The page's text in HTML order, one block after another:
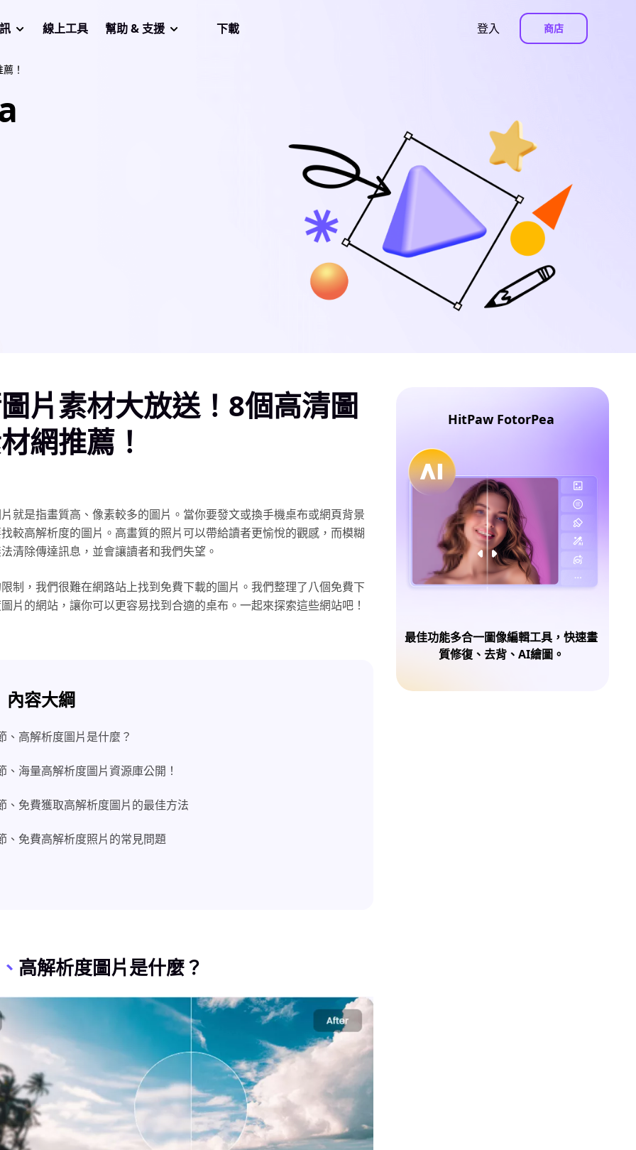
登入 商店
線上工具 幫助 & 支援 下載
！
片素材大放送！8個高清圖
網推薦！
就是指畫質高、像素較多的圖片。當你要發文或換手機桌布或網頁背景
較高解析度的圖片。高畫質的照片可以帶給讀者更愉悅的觀感，而模糊
清除傳達訊息，並會讓讀者和我們失望。
制，我們很難在網路站上找到免費下載的圖片。我們整理了八個免費下
片的網站，讓你可以更容易找到合適的桌布。一起來探索這些網站吧！
內容大綱
、高解析度圖片是什麼？
、海量高解析度圖片資源庫公開！
、免費獲取高解析度圖片的最佳方法
、免費高解析度照片的常見問題
高解析度圖片是什麼？
HitPaw FotorPea
最佳功能多合一圖像編輯工具，快速畫
質修復、去背、AI繪圖。